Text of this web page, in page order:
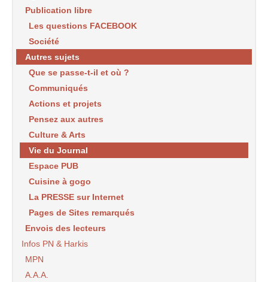
Publication libre
Les questions FACEBOOK
Société
Autres sujets
Que se passe-t-il et où ?
Communiqués
Actions et projets
Pensez aux autres
Culture & Arts
Vie du Journal
Espace PUB
Cuisine à gogo
La PRESSE sur Internet
Pages de Sites remarqués
Envois des lecteurs
Infos PN & Harkis
MPN
A.A.A.